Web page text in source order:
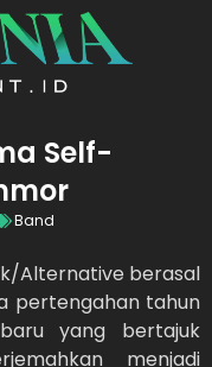
Self-
Band
Alternative berasal
pertengahan tahun
yang bertajuk
menjadi